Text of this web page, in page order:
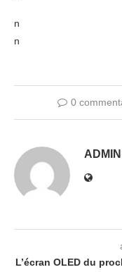
n
n
0
ADMIN
L’écran OLED du